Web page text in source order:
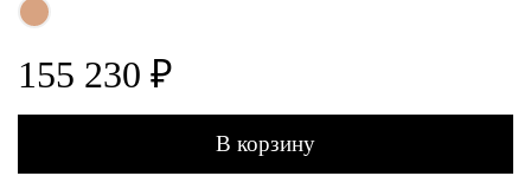
155 230 ₽
В корзину